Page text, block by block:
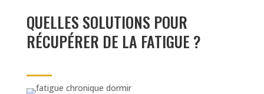
QUELLES SOLUTIONS POUR
RÉCUPÉRER DE LA FATIGUE ?